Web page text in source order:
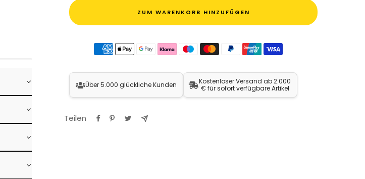
ZUM WARENKORB HINZUFÜGEN
Über 5.000 glückliche Kunden
Kostenloser Versand ab 2.000
€ für sofort verfügbare Artikel
Teilen